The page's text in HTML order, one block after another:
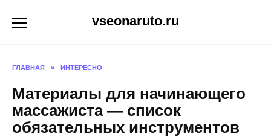
vseonaruto.ru
ГЛАВНАЯ » ИНТЕРЕСНО
Материалы для начинающего
массажиста — список
обязательных инструментов